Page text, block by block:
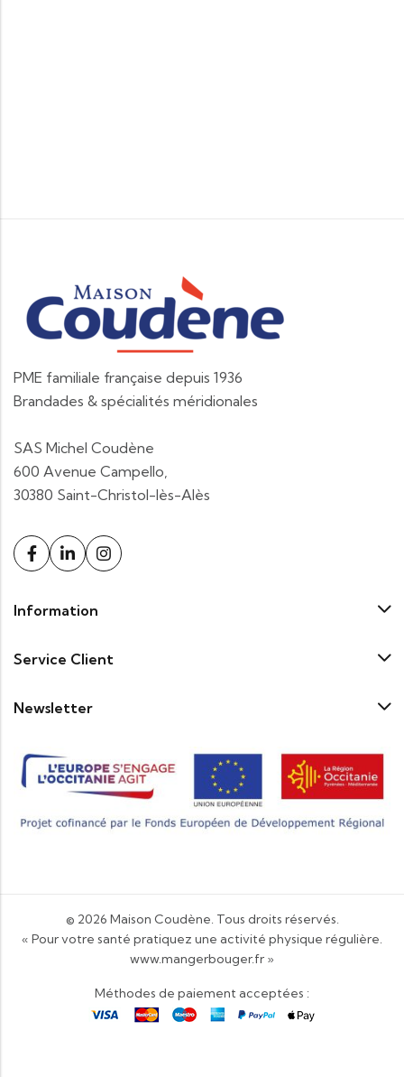
PME familiale française depuis 1936
Brandades & spécialités méridionales
SAS Michel Coudène
600 Avenue Campello,
30380 Saint-Christol-lès-Alès
Information
Service Client
Newsletter
© 2026 Maison Coudène. Tous droits réservés.
« Pour votre santé pratiquez une activité physique régulière.
www.mangerbouger.fr »
Méthodes de paiement acceptées :